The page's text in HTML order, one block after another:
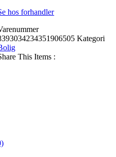
hos forhandler
Kategori
This Items :